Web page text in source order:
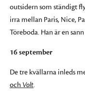
outsidern som ständigt
irra mellan Paris, Nice,
Töreboda. Han är en
16 september
De tre kvällarna inleds
och Volt.